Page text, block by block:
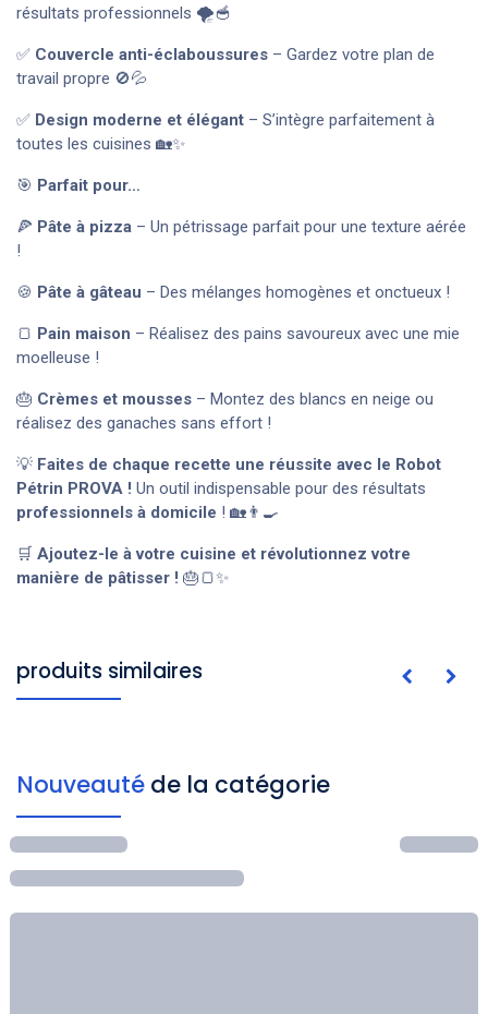
résultats professionnels 🌪️🥣
✅ Couvercle anti-éclaboussures – Gardez votre plan de
travail propre 🚫💦
✅ Design moderne et élégant – S’intègre parfaitement à
toutes les cuisines 🏡✨
🎯 Parfait pour…
🍕 Pâte à pizza – Un pétrissage parfait pour une texture aérée
!
🍪 Pâte à gâteau – Des mélanges homogènes et onctueux !
🍞 Pain maison – Réalisez des pains savoureux avec une mie
moelleuse !
🎂 Crèmes et mousses – Montez des blancs en neige ou
réalisez des ganaches sans effort !
💡 Faites de chaque recette une réussite avec le Robot
Pétrin PROVA ! Un outil indispensable pour des résultats
professionnels à domicile ! 🏡👨‍🍳
🛒 Ajoutez-le à votre cuisine et révolutionnez votre
manière de pâtisser ! 🎂🍞✨
produits similaires
Nouveauté de la catégorie